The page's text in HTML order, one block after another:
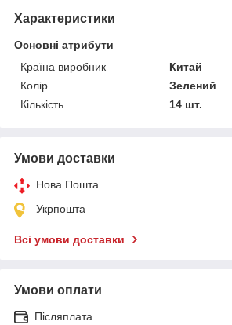
Характеристики
Основні атрибути
Країна виробник
Китай
Колір
Зелений
Кількість
14 шт.
Умови доставки
Нова Пошта
Укрпошта
Всі умови доставки
Умови оплати
Післяплата